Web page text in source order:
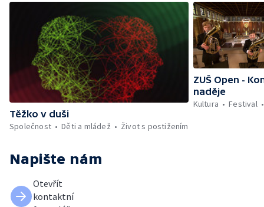
Těžko v duši
Společnost
Děti a mládež Život s postižením
ZUŠ Open -
naděje
Kultura
Festival
Napište nám
Otevřít
kontaktní